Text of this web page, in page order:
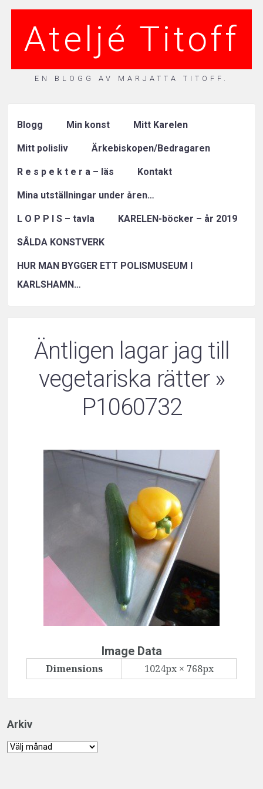
Ateljé Titoff
EN BLOGG AV MARJATTA TITOFF.
Blogg Min konst Mitt Karelen
Mitt polisliv Ärkebiskopen/Bedragaren
R e s p e k t e r a – läs Kontakt
Mina utställningar under åren…
L O P P I S – tavla KARELEN-böcker – år 2019
SÅLDA KONSTVERK
HUR MAN BYGGER ETT POLISMUSEUM I
KARLSHAMN…
Äntligen lagar jag till
vegetariska rätter»
P1060732
Image Data
Dimensions 1024px × 768px
Arkiv
Arkiv